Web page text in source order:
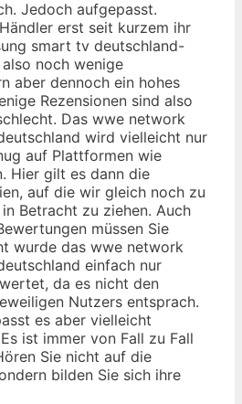
Jedoch aufgepasst.
erst seit kurzem ihr
smart tv deutschland-
noch wenige
aber dennoch ein hohes
Rezensionen sind also
Das wwe network
wird vielleicht nur
auf Plattformen wie
Hier gilt es dann die
auf die wir gleich noch zu
Betracht zu ziehen. Auch
müssen Sie
wurde das wwe network
einfach nur
da es nicht den
Nutzers entsprach.
es aber vielleicht
ist immer von Fall zu Fall
Sie nicht auf die
bilden Sie sich ihre